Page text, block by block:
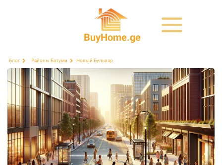
BuyHome.ge
Блог Районы Батуми Новый Бульвар